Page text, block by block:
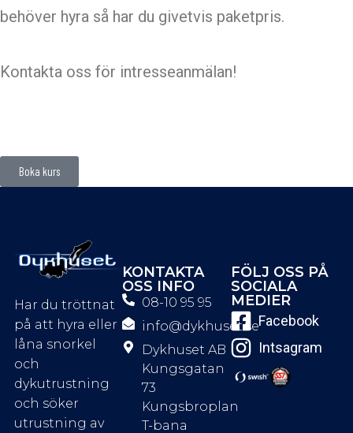
behöver hyra så har du givetvis paketpris.
Kontakta oss för intresseanmälan!
Boka kurs
Har du tröttnat
på att hyra eller
låna snorkel
och
dykutrustning
och söker
utrustning av
KONTAKTA
OSS INFO
08-10 95 95
info@dykhuset.se
Dykhuset AB
Kungsgatan
73
Kungsbroplan
T-bana
FÖLJ OSS PÅ
SOCIALA
MEDIER
Facebook
Intsagram